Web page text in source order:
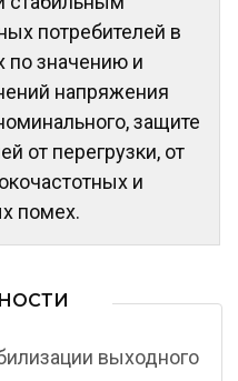
потребителей в
по значению и
напряжения
защите
от перегрузки, от
и
помех.
выходного